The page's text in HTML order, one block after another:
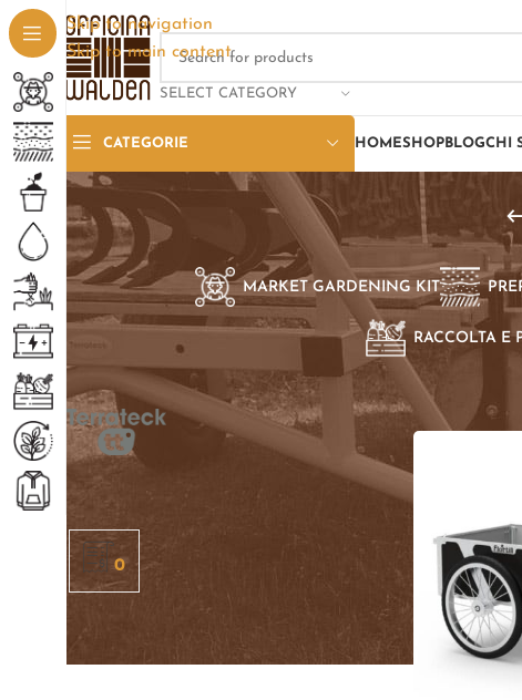
Skip to navigation
Skip to main content
SELECT CATEGORY
CATEGORIE HOMESHOP BLOGCHI
MARKET GARDENING KIT
RACCOLTA E
SELEZIONE PER BRAND
Terrateck TT
0
Home